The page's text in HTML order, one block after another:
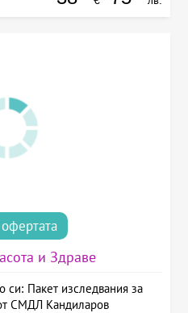
и Здраве
си: Пакет изследвания за
СМДЛ Кандиларов